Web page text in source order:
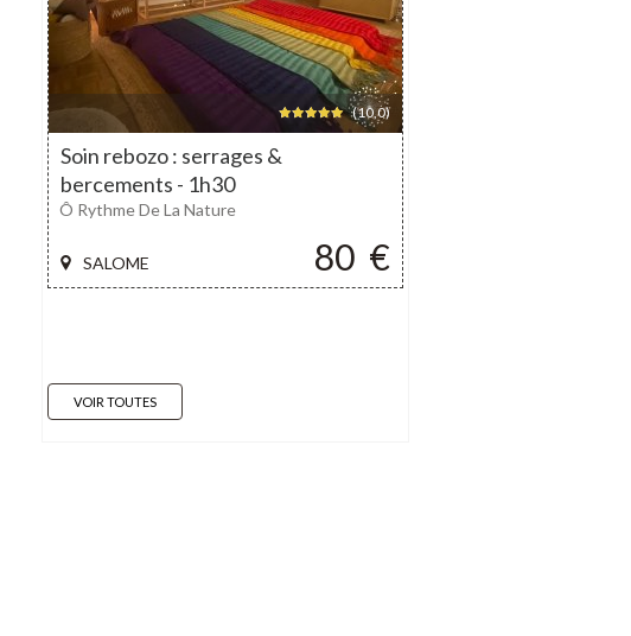
(10,0)
Soin rebozo : serrages &
bercements - 1h30
80 €
SALOME
Ô Rythme De La Nature
VOIR TOUTES